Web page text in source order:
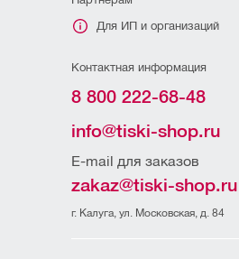
Для ИП и организаций
Контактная информация
8 800 222-68-48
info@tiski-shop.ru
E-mail для заказов
zakaz@tiski-shop.ru
г. Калуга, ул. Московская, д. 84